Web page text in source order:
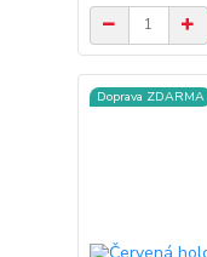
Doprava ZDARMA